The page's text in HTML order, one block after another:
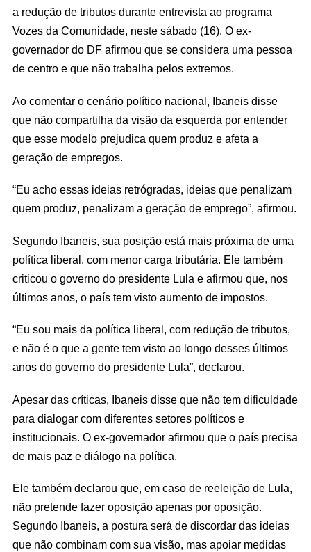
a redução de tributos durante entrevista ao programa
Vozes da Comunidade, neste sábado (16). O ex-
governador do DF afirmou que se considera uma pessoa
de centro e que não trabalha pelos extremos.
Ao comentar o cenário político nacional, Ibaneis disse
que não compartilha da visão da esquerda por entender
que esse modelo prejudica quem produz e afeta a
geração de empregos.
“Eu acho essas ideias retrógradas, ideias que penalizam
quem produz, penalizam a geração de emprego”, afirmou.
Segundo Ibaneis, sua posição está mais próxima de uma
política liberal, com menor carga tributária. Ele também
criticou o governo do presidente Lula e afirmou que, nos
últimos anos, o país tem visto aumento de impostos.
“Eu sou mais da política liberal, com redução de tributos,
e não é o que a gente tem visto ao longo desses últimos
anos do governo do presidente Lula”, declarou.
Apesar das críticas, Ibaneis disse que não tem dificuldade
para dialogar com diferentes setores políticos e
institucionais. O ex-governador afirmou que o país precisa
de mais paz e diálogo na política.
Ele também declarou que, em caso de reeleição de Lula,
não pretende fazer oposição apenas por oposição.
Segundo Ibaneis, a postura será de discordar das ideias
que não combinam com sua visão, mas apoiar medidas